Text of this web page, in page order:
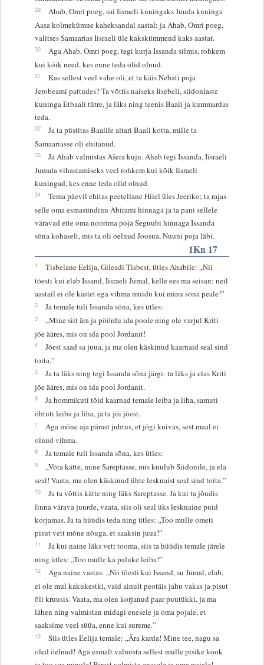
29
Ahab, Omri poeg, sai Iisraeli kuningaks Juuda kuninga
Aasa kolmekümne kaheksandal aastal; ja Ahab, Omri poeg,
valitses Samaarias Iisraeli üle kakskümmend kaks aastat.
30
Aga Ahab, Omri poeg, tegi kurja Issanda silmis, rohkem
kui kõik need, kes enne teda olid olnud.
31
Kas sellest veel vähe oli, et ta käis Nebati poja
Jerobeami pattudes? Ta võttis naiseks Iisebeli, siidonlaste
kuninga Etbaali tütre, ja läks ning teenis Baali ja kummardas
teda.
32
Ja ta püstitas Baalile altari Baali kotta, mille ta
Samaariasse oli ehitanud.
33
Ja Ahab valmistas Ašera kuju. Ahab tegi Issanda, Iisraeli
Jumala vihastamiseks veel rohkem kui kõik Iisraeli
kuningad, kes enne teda olid olnud.
34
Tema päevil ehitas peetellane Hiiel üles Jeeriko; ta rajas
selle oma esmasündinu Abirami hinnaga ja ta pani sellele
väravad ette oma noorima poja Seguubi hinnaga Issanda
sõna kohaselt, mis ta oli öelnud Joosua, Nuuni poja läbi.
1Kn 17
1
Tisbelane Eelija, Gileadi Tisbest, ütles Ahabile: „Nii
tõesti kui elab Issand, Iisraeli Jumal, kelle ees ma seisan: neil
aastail ei ole kastet ega vihma muidu kui minu sõna peale!”
2 Ja temale tuli Issanda sõna, kes ütles:
3
„Mine siit ära ja pöördu ida poole ning ole varjul Kriti
jõe ääres, mis on ida pool Jordanit!
4
Jõest saad sa juua, ja ma olen käskinud kaarnaid seal sind
toita.”
5
Ja ta läks ning tegi Issanda sõna järgi: ta läks ja elas Kriti
jõe ääres, mis on ida pool Jordanit.
6
Ja hommikuti tõid kaarnad temale leiba ja liha, samuti
õhtuti leiba ja liha, ja ta jõi jõest.
7
Aga mõne aja pärast juhtus, et jõgi kuivas, sest maal ei
olnud vihma.
8 Ja temale tuli Issanda sõna, kes ütles:
9
„Võta kätte, mine Sareptasse, mis kuulub Siidonile, ja ela
seal! Vaata, ma olen käskinud ühte lesknaist seal sind toita.”
10
Ja ta võttis kätte ning läks Sareptasse. Ja kui ta jõudis
linna värava juurde, vaata, siis oli seal üks lesknaine puid
korjamas. Ja ta hüüdis teda ning ütles: „Too mulle ometi
pisut vett mõne nõuga, et saaksin juua!”
11
Ja kui naine läks vett tooma, siis ta hüüdis temale järele
ning ütles: „Too mulle ka paluke leiba!”
12
Aga naine vastas: „Nii tõesti kui Issand, su Jumal, elab,
ei ole mul kakukestki, vaid ainult peotäis jahu vakas ja pisut
õli kruusis. Vaata, ma olen korjanud paar puutükki, ja ma
lähen ning valmistan midagi enesele ja oma pojale, et
saaksime veel süüa, enne kui sureme.”
13
Siis ütles Eelija temale: „Ära karda! Mine tee, nagu sa
oled öelnud! Aga esmalt valmista sellest mulle pisike kook